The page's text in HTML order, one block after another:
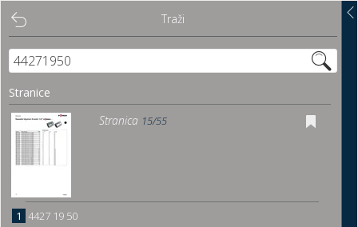
Traži
Sadržaj
Pregled
Preuzmi
Traži
Stranice
Stranica 15/55
1 4427 19 50